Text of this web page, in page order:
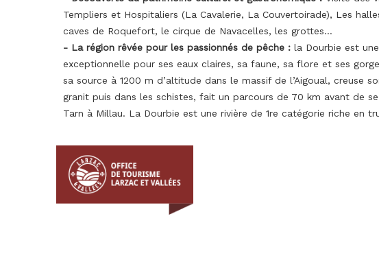
Templiers et Hospitaliers (La Cavalerie, La Couvertoirade), Les
caves de Roquefort, le cirque de Navacelles, les grottes…
- La région rêvée pour les passionnés de pêche : la Dourbie est
exceptionnelle pour ses eaux claires, sa faune, sa flore et ses
sa source à 1200 m d’altitude dans le massif de l’Aigoual, creuse
granit puis dans les schistes, fait un parcours de 70 km avant de
Tarn à Millau. La Dourbie est une rivière de 1re catégorie riche en